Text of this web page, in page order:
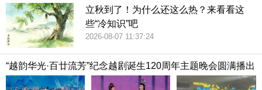
立秋到了！为什么还这么热？来看看这
些“冷知识”吧
2026-08-07 11:37:24
“越韵华光·百廿流芳”纪念越剧诞生120周年主题晚会圆满播出